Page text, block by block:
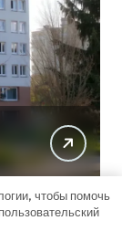
чтобы помочь